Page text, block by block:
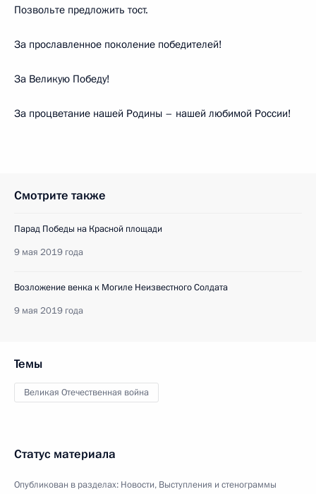
Позвольте предложить тост.
За прославленное поколение победителей!
За Великую Победу!
За процветание нашей Родины – нашей любимой России!
Смотрите также
Парад Победы на Красной площади
9 мая 2019 года
Возложение венка к Могиле Неизвестного Солдата
9 мая 2019 года
Темы
Великая Отечественная война
Статус материала
Опубликован в разделах: Новости, Выступления и стенограммы